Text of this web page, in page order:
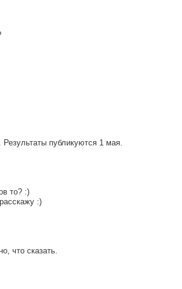
публикуются 1 мая.
то? :)
:)
что сказать.